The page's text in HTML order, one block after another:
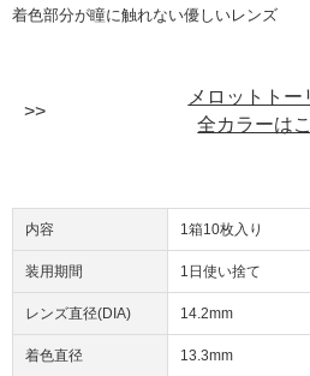
着色部分が瞳に触れない優しいレンズ
メロットトー
全カラーは
内容 1箱10枚入り
装用期間 1日使い捨て
レンズ直径(DIA) 14.2mm
着色直径 13.3mm